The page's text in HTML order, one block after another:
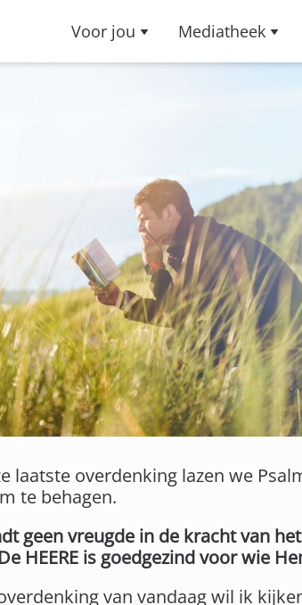
Voor jou Mediatheek
laatste overdenking lazen we
te behagen.
geen vreugde in de kracht van
HEERE is goedgezind voor wie
van vandaag wil ik